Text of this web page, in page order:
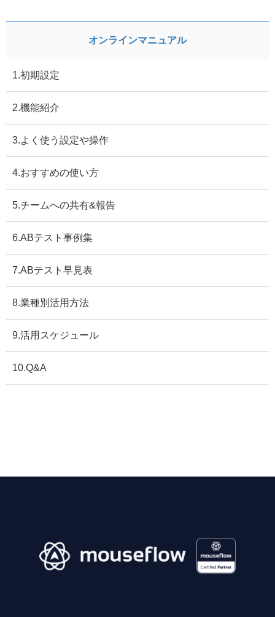
オンラインマニュアル
1.初期設定
2.機能紹介
3.よく使う設定や操作
4.おすすめの使い方
5.チームへの共有&報告
6.ABテスト事例集
7.ABテスト早見表
8.業種別活用方法
9.活用スケジュール
10.Q&A